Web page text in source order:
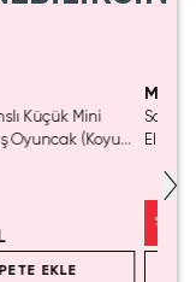
Küçük Mini
Oyuncak (Koyu
EKLE
Sanrio
Elma
%